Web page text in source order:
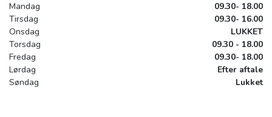
Mandag
09.30- 18.00
Tirsdag
09.30- 16.00
Onsdag
LUKKET
Torsdag
09.30 - 18.00
Fredag
09.30- 18.00
Lørdag
Efter aftale
Søndag
Lukket